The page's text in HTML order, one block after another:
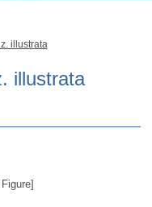
illustrata